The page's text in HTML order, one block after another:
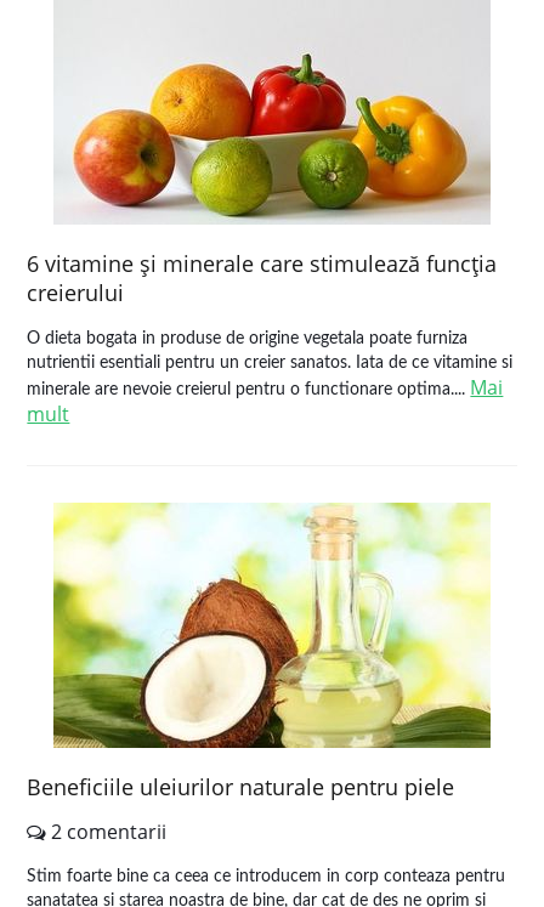
6 vitamine şi minerale care stimulează funcţia
creierului
O dieta bogata in produse de origine vegetala poate furniza
nutrientii esentiali pentru un creier sanatos. Iata de ce vitamine si
minerale are nevoie creierul pentru o functionare optima.... Mai
mult
Beneficiile uleiurilor naturale pentru piele
2 comentarii
Stim foarte bine ca ceea ce introducem in corp conteaza pentru
sanatatea si starea noastra de bine, dar cat de des ne oprim si